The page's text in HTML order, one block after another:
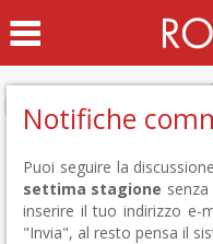
Notifiche
Puoi seguire la
settima stagione
inserire il tuo indirizzo e-
"Invia", al resto pensa il